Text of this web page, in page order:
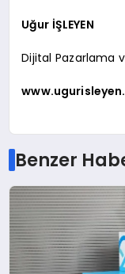
Uğur İŞLEYEN
Dijital Pazarlama
Benzer